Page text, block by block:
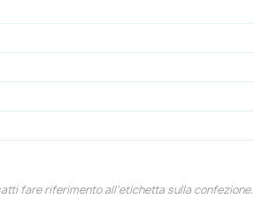
fare riferimento all’etichetta sulla confezione.